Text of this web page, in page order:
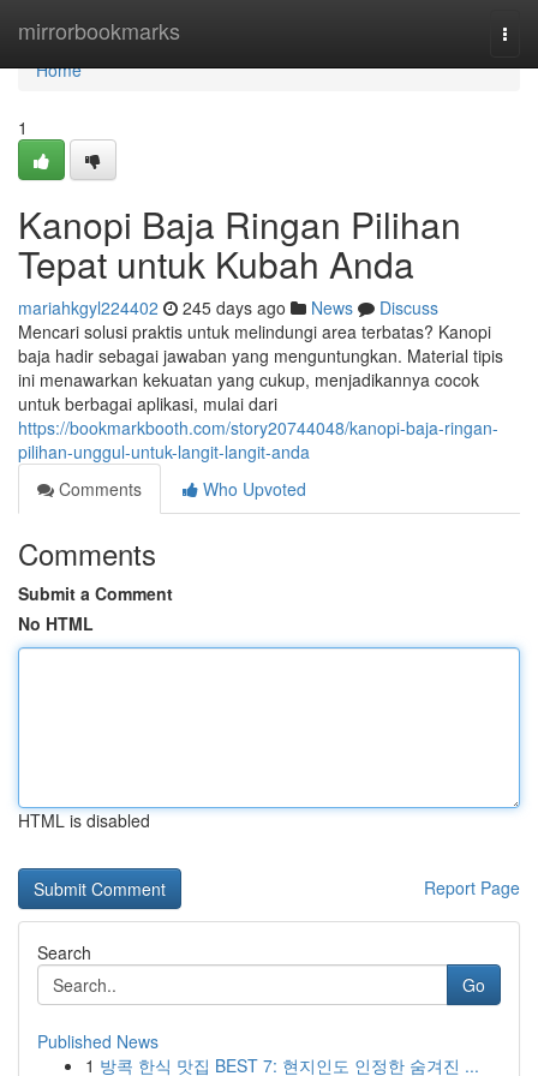
mirrorbookmarks
Home
Home
1
Kanopi Baja Ringan Pilihan
Tepat untuk Kubah Anda
mariahkgyl224402 245 days ago News
Discuss
Mencari solusi praktis untuk melindungi area terbatas? Kanopi
baja hadir sebagai jawaban yang menguntungkan. Material tipis
ini menawarkan kekuatan yang cukup, menjadikannya cocok
untuk berbagai aplikasi, mulai dari
https://bookmarkbooth.com/story20744048/kanopi-baja-ringan-
pilihan-unggul-untuk-langit-langit-anda
Comments
Who Upvoted
Comments
Submit a Comment
No HTML
HTML is disabled
Report Page
Search
Go
Published News
1 방콕 한식 맛집 BEST 7: 현지인도 인정한 숨겨진 ...